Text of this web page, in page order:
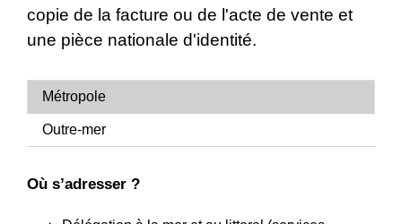
copie de la facture ou de l'acte de vente et
une pièce nationale d'identité.
Métropole
Outre-mer
Où s’adresser ?